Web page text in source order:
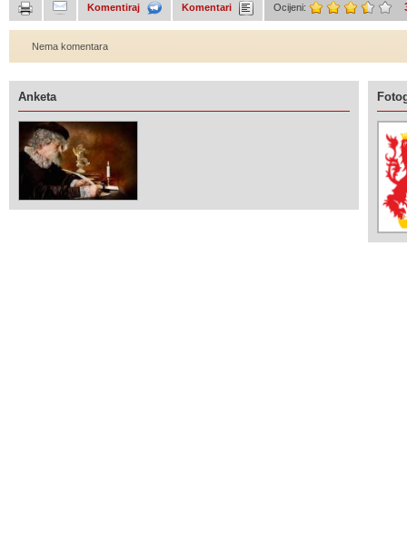
Komentiraj Komentari Ocijeni:
Nema komentara
Anketa